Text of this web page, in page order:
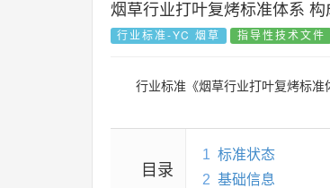
烟草行业打叶复烤标准体系 构
行业标准-YC 烟草 指导性技术文件
行业标准《烟草行业打叶复烤标
目录
1 标准状态
2 基础信息